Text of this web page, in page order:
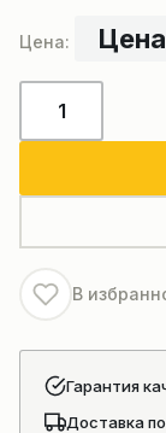
товара
автокрана
В
Гарантия
Доставка